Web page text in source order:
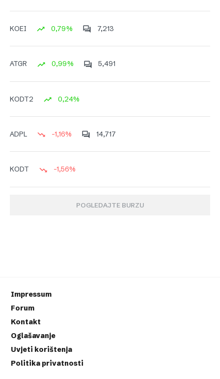
KOEI 0,79% 7,213
ATGR 0,99% 5,491
KODT2 0,24%
ADPL -1,16% 14,717
KODT -1,56%
POGLEDAJTE BURZU
Impressum
Forum
Kontakt
Oglašavanje
Uvjeti korištenja
Politika privatnosti